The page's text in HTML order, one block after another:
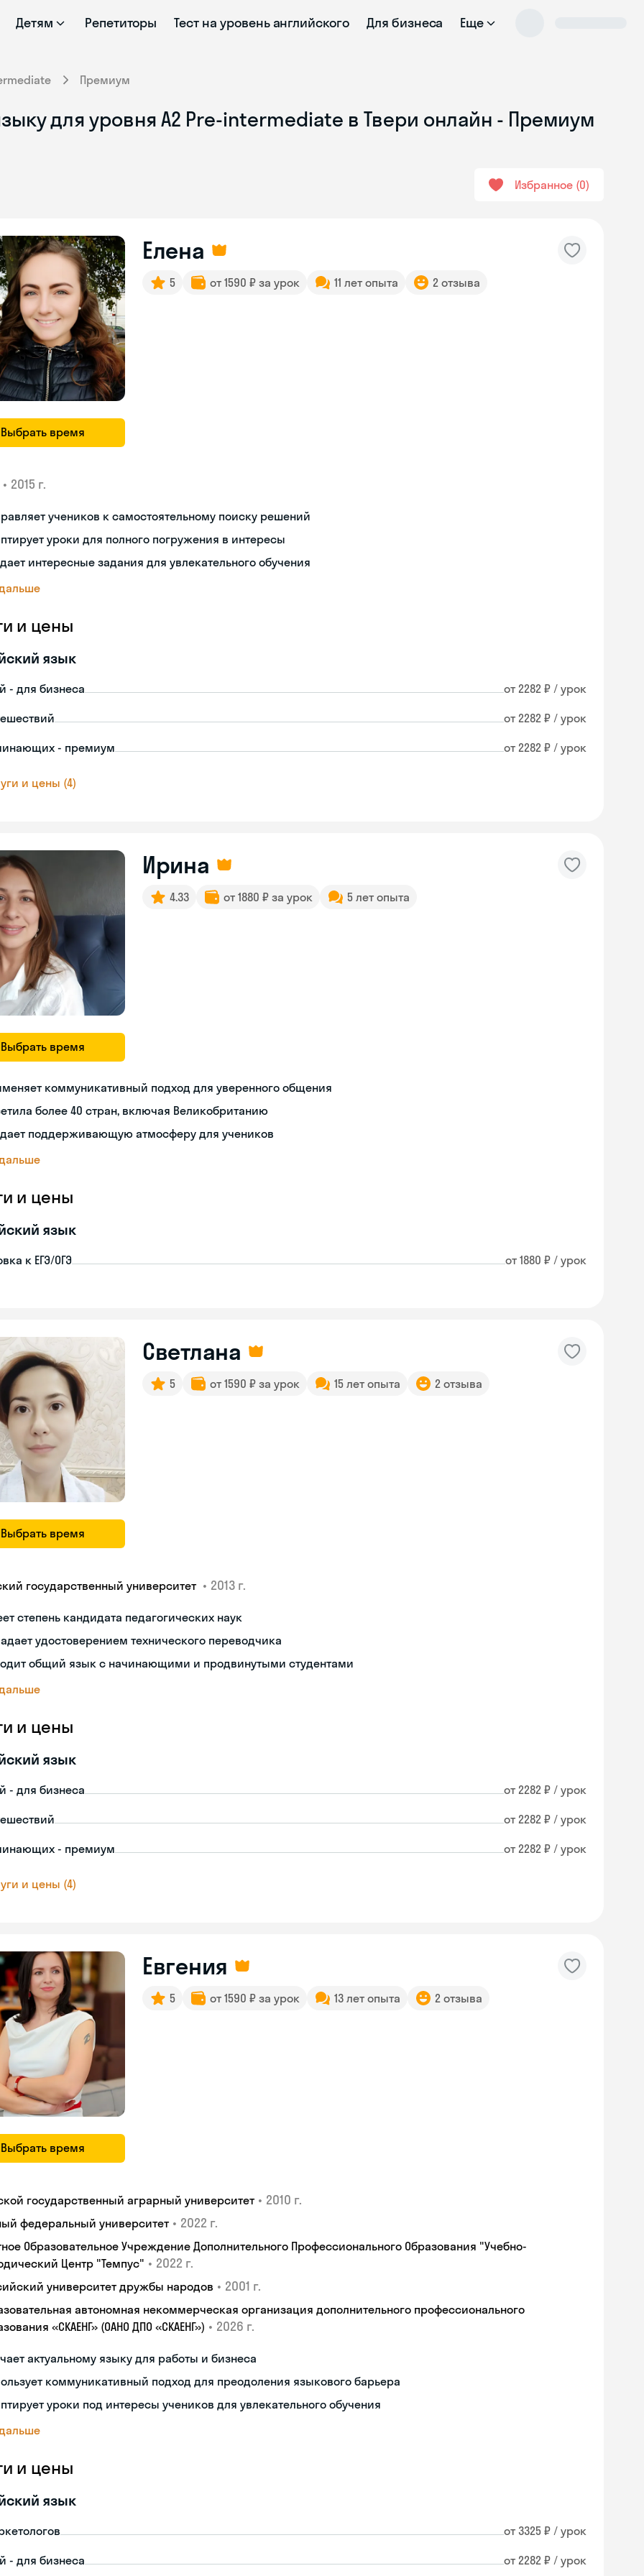
Детям Репетиторы Тест на уровень английского Для бизнеса Еще
Премиум
для уровня A2 Pre-intermediate в Твери онлайн - Премиум
Избранное 0
Выбрать время
Елена
5 от 1590 ₽ за урок 11 лет опыта 2 отзыва
• 2015 г.
учеников к самостоятельному поиску решений
уроки для полного погружения в интересы
интересные задания для увлекательного обучения
и цены
язык
- для бизнеса от 2282 ₽ / урок
от 2282 ₽ / урок
- премиум от 2282 ₽ / урок
и цены (4)
Выбрать время
Ирина
4.33 от 1880 ₽ за урок 5 лет опыта
коммуникативный подход для уверенного общения
более 40 стран, включая Великобританию
поддерживающую атмосферу для учеников
и цены
язык
к ЕГЭ/ОГЭ от 1880 ₽ / урок
Выбрать время
Светлана
5 от 1590 ₽ за урок 15 лет опыта 2 отзыва
государственный университет • 2013 г.
степень кандидата педагогических наук
удостоверением технического переводчика
общий язык с начинающими и продвинутыми студентами
и цены
язык
- для бизнеса от 2282 ₽ / урок
от 2282 ₽ / урок
- премиум от 2282 ₽ / урок
и цены (4)
Выбрать время
Евгения
5 от 1590 ₽ за урок 13 лет опыта 2 отзыва
государственный аграрный университет • 2010 г.
федеральный университет • 2022 г.
Образовательное Учреждение Дополнительного Профессионального Образования "Учебно-
Центр "Темпус" • 2022 г.
университет дружбы народов • 2001 г.
автономная некоммерческая организация дополнительного профессионального
«СКАЕНГ» (ОАНО ДПО «СКАЕНГ») • 2026 г.
актуальному языку для работы и бизнеса
коммуникативный подход для преодоления языкового барьера
уроки под интересы учеников для увлекательного обучения
и цены
язык
от 3325 ₽ / урок
- для бизнеса от 2282 ₽ / урок
online